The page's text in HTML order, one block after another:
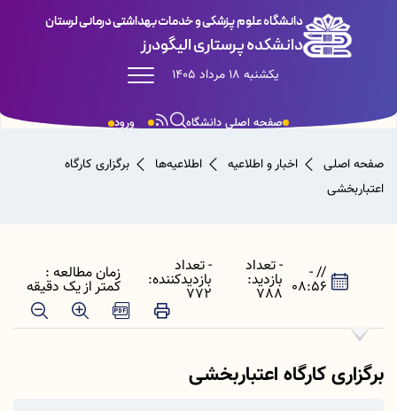
دانشگاه علوم پزشکی و خدمات بهداشتی درمانی لرستان
دانشکده پرستاری الیگودرز
یکشنبه 18 مرداد 1405
ورود صفحه اصلی دانشگاه
صفحه اصلی اخبار و اطلاعیه اطلاعیه‌ها
برگزاری کارگاه
اعتباربخشی
// -
08:56
- تعداد
بازدید:
788
- تعداد
بازدیدکننده:
772
زمان مطالعه :
کمتر از یک دقیقه
برگزاری کارگاه اعتباربخشی